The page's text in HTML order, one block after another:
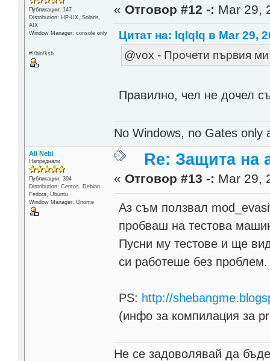
Публикации: 147
Distribution: HP-UX, Solaris,
AIX
Window Manager: console only
#!/bin/ksh
« Отговор #12 -: Mar 29,
Цитат на: lqlqlq в Mar 29,
@vox - Прочети първия ми
Правилно, чел не дочел
No Windows, no Gates only
Ali Nebi
Напреднали
Публикации: 394
Distribution: Centos, Debian,
Fedora, Ubuntu
Window Manager: Gnome
Re: Защита на
« Отговор #13 -: Mar 29,
Аз съм ползвал
пробваш на тестова
Пусни му тестове и ще
си работеше без проблем.
PS: http://
(инфо за компилация за
Не се задоволявай да